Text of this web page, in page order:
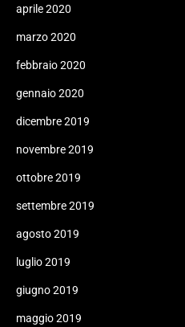
aprile 2020
marzo 2020
febbraio 2020
gennaio 2020
dicembre 2019
novembre 2019
ottobre 2019
settembre 2019
agosto 2019
luglio 2019
giugno 2019
maggio 2019